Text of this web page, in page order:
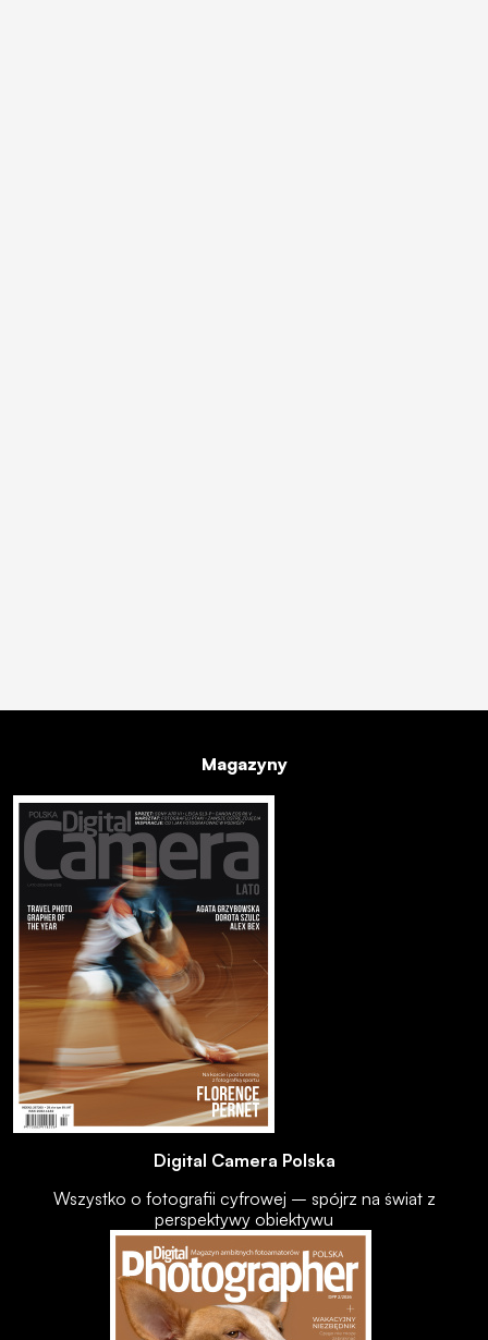
Magazyny
Digital Camera Polska
Wszystko o fotografii cyfrowej – spójrz na świat z
perspektywy obiektywu